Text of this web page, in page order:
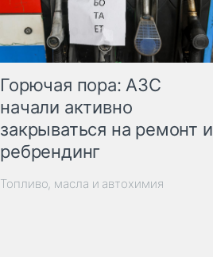
Горючая пора: АЗС
начали активно
закрываться на ремонт и
ребрендинг
Топливо, масла и автохимия